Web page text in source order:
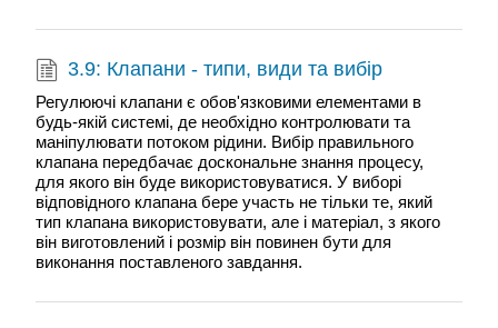
3.9: Клапани - типи, види та вибір
Регулюючі клапани є обов'язковими елементами в
будь-якій системі, де необхідно контролювати та
маніпулювати потоком рідини. Вибір правильного
клапана передбачає доскональне знання процесу,
для якого він буде використовуватися. У виборі
відповідного клапана бере участь не тільки те, який
тип клапана використовувати, але і матеріал, з якого
він виготовлений і розмір він повинен бути для
виконання поставленого завдання.